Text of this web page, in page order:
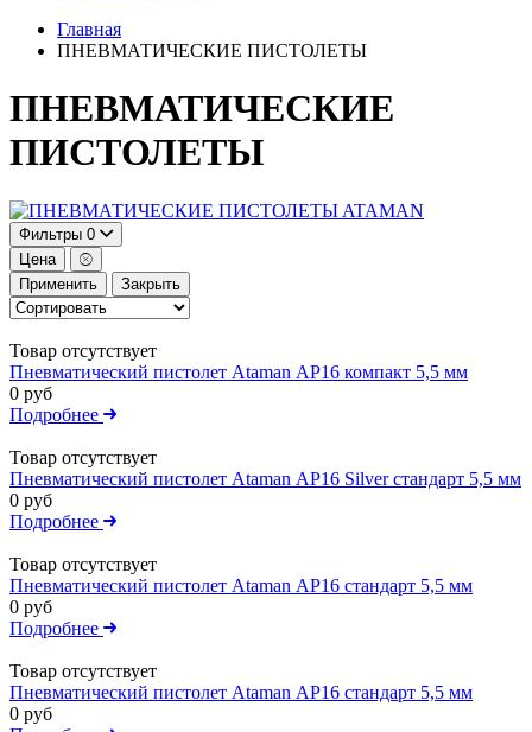
Главная
ПНЕВМАТИЧЕСКИЕ ПИСТОЛЕТЫ
ПНЕВМАТИЧЕСКИЕ
ПИСТОЛЕТЫ
ATAMAN
Фильтры 0
Цена
Применить
Закрыть
Товар отсутствует
Пневматический пистолет Ataman АР16 компакт 5,5 мм
0 руб
Подробнее
Товар отсутствует
Пневматический пистолет Ataman АР16 Silver стандарт 5,5 мм
0 руб
Подробнее
Товар отсутствует
Пневматический пистолет Ataman АР16 стандарт 5,5 мм
0 руб
Подробнее
Товар отсутствует
Пневматический пистолет Ataman АР16 стандарт 5,5 мм
0 руб